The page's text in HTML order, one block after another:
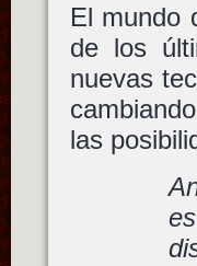
El mundo
de los
nuevas
las